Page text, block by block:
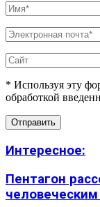
* Используя эту
обработкой
Интересное:
Пентагон